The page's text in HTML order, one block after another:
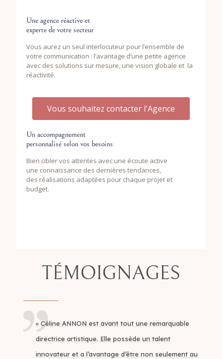
Une agence réactive et
experte de votre secteur
Vous aurez un seul interlocuteur pour l’ensemble de
votre communication : l’avantage d’une petite agence
avec des solutions sur mesure, une vision globale et la
réactivité.
Vous souhaitez contacter l'Agence
Un accompagnement
personnalisé selon vos besoins
Bien cibler vos attentes avec une écoute active
une connaissance des dernières tendances,
des réalisations adaptées pour chaque projet et
budget.
TÉMOIGNAGES
« Céline ANNON est avant tout une remarquable
directrice artistique. Elle possède un talent
innovateur et a l’avantage d’être non seulement au